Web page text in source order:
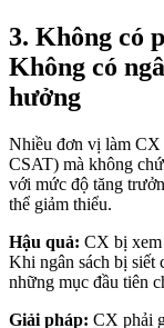
3. Không có
Không có
hưởng
Nhiều đơn vị làm CX
CSAT) mà không
với mức độ tăng
thể giảm thiểu.
Hậu quả: CX bị xem
Khi ngân sách bị siết
những mục đầu tiên
Giải pháp: CX phải